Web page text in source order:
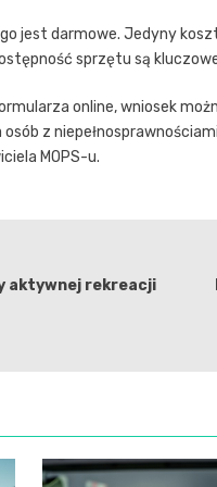
jest darmowe. Jedyny
sprzętu są
online, wniosek
z
MOPS-u.
aktywnej rekreacji